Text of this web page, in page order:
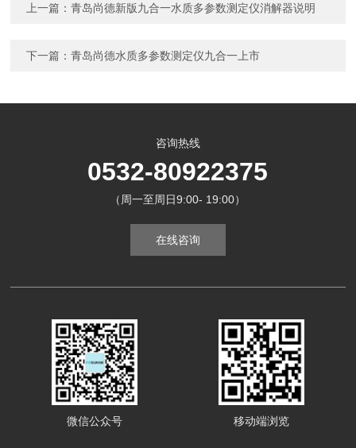
上一篇：青岛尚德新版九合一水质多参数测定仪消解器说明
下一篇：青岛尚德水质多参数测定仪九合一上市
咨询热线
0532-80922375
（周一至周日9:00- 19:00）
在线咨询
微信公众号 移动端浏览